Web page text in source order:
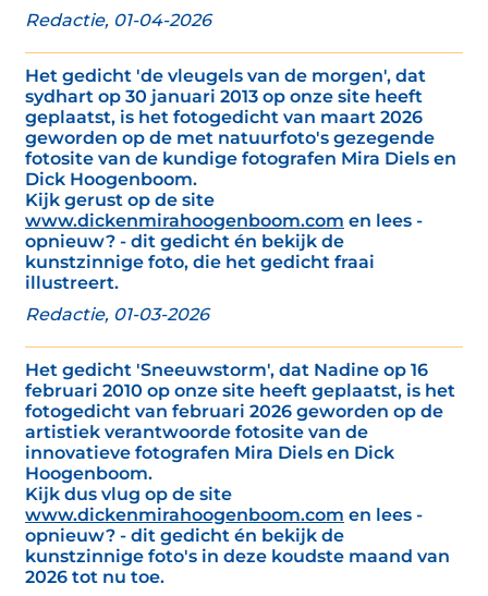
Redactie, 01-04-2026
Het gedicht 'de vleugels van de morgen', dat
sydhart op 30 januari 2013 op onze site heeft
geplaatst, is het fotogedicht van maart 2026
geworden op de met natuurfoto's gezegende
fotosite van de kundige fotografen Mira Diels en
Dick Hoogenboom.
Kijk gerust op de site
www.dickenmirahoogenboom.com en lees -
opnieuw? - dit gedicht én bekijk de
kunstzinnige foto, die het gedicht fraai
illustreert.
Redactie, 01-03-2026
Het gedicht 'Sneeuwstorm', dat Nadine op 16
februari 2010 op onze site heeft geplaatst, is het
fotogedicht van februari 2026 geworden op de
artistiek verantwoorde fotosite van de
innovatieve fotografen Mira Diels en Dick
Hoogenboom.
Kijk dus vlug op de site
www.dickenmirahoogenboom.com en lees -
opnieuw? - dit gedicht én bekijk de
kunstzinnige foto's in deze koudste maand van
2026 tot nu toe.